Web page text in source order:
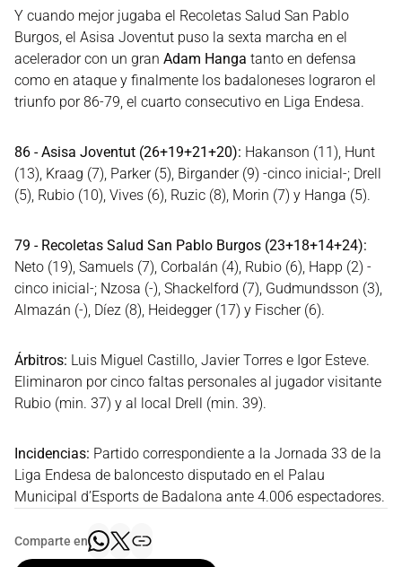
Y cuando mejor jugaba el Recoletas Salud San Pablo
Burgos, el Asisa Joventut puso la sexta marcha en el
acelerador con un gran Adam Hanga tanto en defensa
como en ataque y finalmente los badaloneses lograron el
triunfo por 86-79, el cuarto consecutivo en Liga Endesa.
86 - Asisa Joventut (26+19+21+20): Hakanson (11), Hunt
(13), Kraag (7), Parker (5), Birgander (9) -cinco inicial-; Drell
(5), Rubio (10), Vives (6), Ruzic (8), Morin (7) y Hanga (5).
79 - Recoletas Salud San Pablo Burgos (23+18+14+24):
Neto (19), Samuels (7), Corbalán (4), Rubio (6), Happ (2) -
cinco inicial-; Nzosa (-), Shackelford (7), Gudmundsson (3),
Almazán (-), Díez (8), Heidegger (17) y Fischer (6).
Árbitros: Luis Miguel Castillo, Javier Torres e Igor Esteve.
Eliminaron por cinco faltas personales al jugador visitante
Rubio (min. 37) y al local Drell (min. 39).
Incidencias: Partido correspondiente a la Jornada 33 de la
Liga Endesa de baloncesto disputado en el Palau
Municipal d’Esports de Badalona ante 4.006 espectadores.
Comparte en